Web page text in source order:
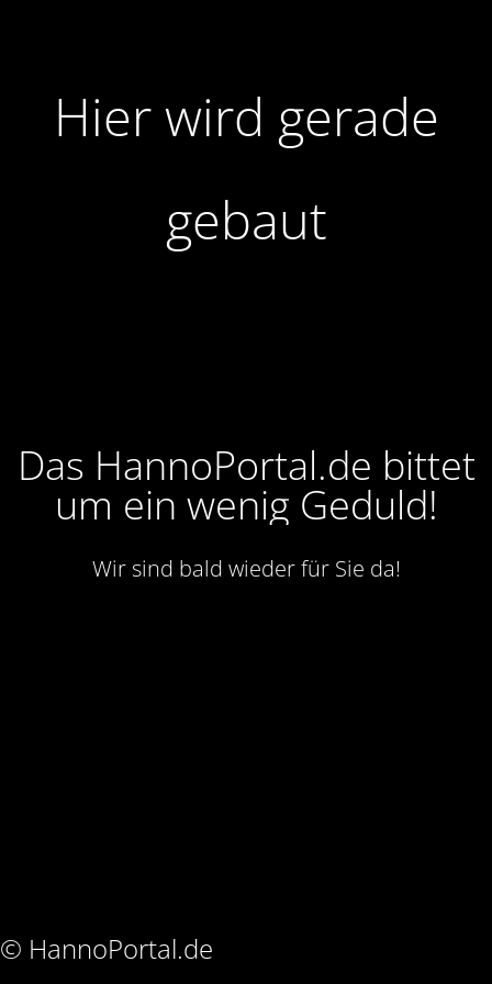
Hier wird gerade
gebaut
Das HannoPortal.de bittet
um ein wenig Geduld!
Wir sind bald wieder für Sie da!
© HannoPortal.de